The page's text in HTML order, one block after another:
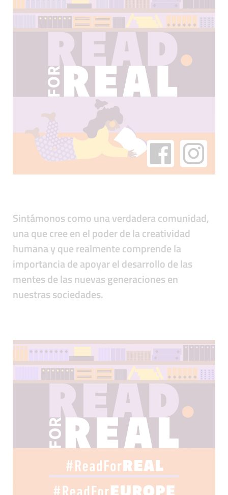
Sintámonos como una verdadera comunidad,
una que cree en el poder de la creatividad
humana y que realmente comprende la
importancia de apoyar el desarrollo de las
mentes de las nuevas generaciones en
nuestras sociedades.